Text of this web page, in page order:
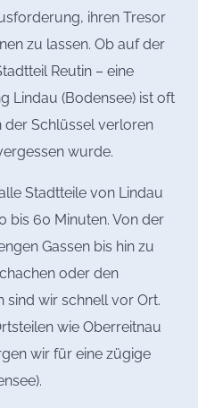
ihren Tresor
zu lassen. Ob auf der
Reutin – eine
Lindau (Bodensee) ist oft
Schlüssel verloren
wurde.
Stadtteile von Lindau
bis 60 Minuten. Von der
Gassen bis hin zu
oder den
sind wir schnell vor Ort.
wie Oberreitnau
wir für eine zügige